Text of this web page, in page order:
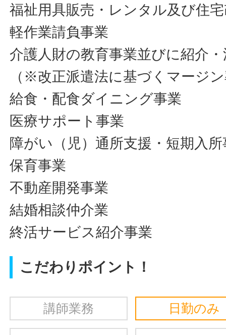
福祉用具販売・レンタル及び住
軽作業請負事業
介護人財の教育事業並びに紹介
（※改正派遣法に基づくマージ
給食・配食ダイニング事業
医療サポート事業
障がい（児）通所支援・短期入所
保育事業
不動産開発事業
結婚相談仲介業
終活サービス紹介事業
こだわりポイント！
講師業務 日勤のみ